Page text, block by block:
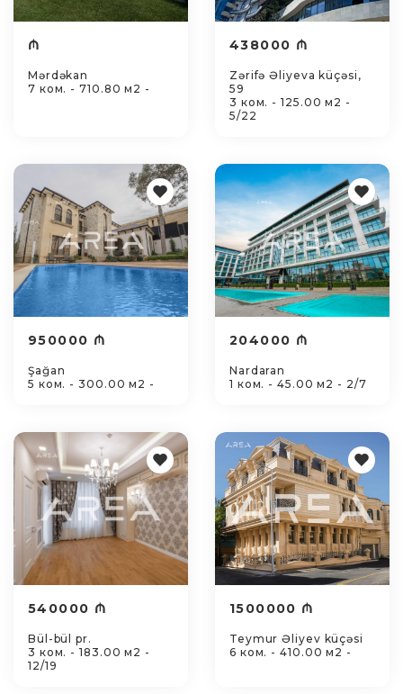
₼
Mərdəkan
7 ком. - 710.80 м2 -
438000 ₼
Zərifə Əliyeva küçəsi,
59
3 ком. - 125.00 м2 -
5/22
950000 ₼
Şağan
5 ком. - 300.00 м2 -
204000 ₼
Nardaran
1 ком. - 45.00 м2 - 2/7
540000 ₼
Bül-bül pr.
3 ком. - 183.00 м2 -
12/19
1500000 ₼
Teymur Əliyev küçəsi
6 ком. - 410.00 м2 -